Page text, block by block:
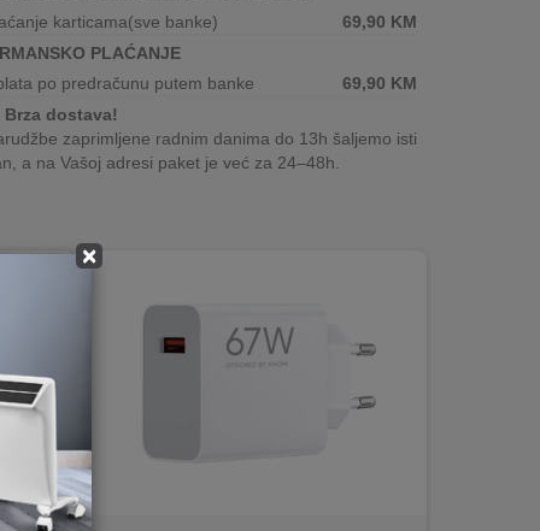
×
karticama(sve banke)
69,90 KM
PLAĆANJE
po predračunu putem banke
69,90 KM
Brza dostava!
zaprimljene radnim danima do 13h šaljemo isti
a na Vašoj adresi paket je već za 24–48h.